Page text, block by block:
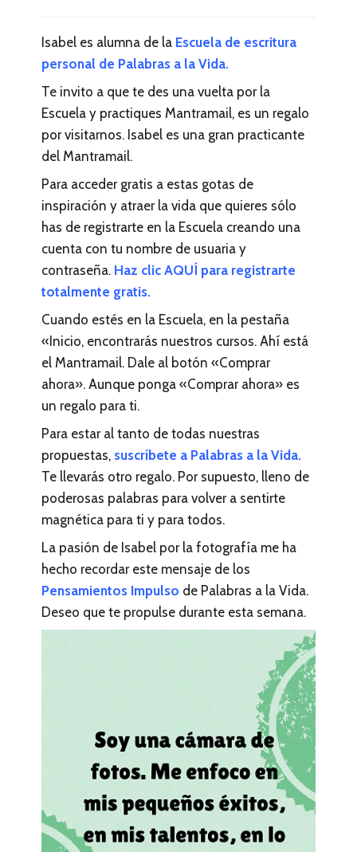
Isabel es alumna de la Escuela de escritura
personal de Palabras a la Vida.
Te invito a que te des una vuelta por la
Escuela y practiques Mantramail, es un regalo
por visitarnos. Isabel es una gran practicante
del Mantramail.
Para acceder gratis a estas gotas de
inspiración y atraer la vida que quieres sólo
has de registrarte en la Escuela creando una
cuenta con tu nombre de usuaria y
contraseña. Haz clic AQUÍ para registrarte
totalmente gratis.
Cuando estés en la Escuela, en la pestaña
«Inicio, encontrarás nuestros cursos. Ahí está
el Mantramail. Dale al botón «Comprar
ahora». Aunque ponga «Comprar ahora» es
un regalo para ti.
Para estar al tanto de todas nuestras
propuestas, suscríbete a Palabras a la Vida.
Te llevarás otro regalo. Por supuesto, lleno de
poderosas palabras para volver a sentirte
magnética para ti y para todos.
La pasión de Isabel por la fotografía me ha
hecho recordar este mensaje de los
Pensamientos Impulso de Palabras a la Vida.
Deseo que te propulse durante esta semana.